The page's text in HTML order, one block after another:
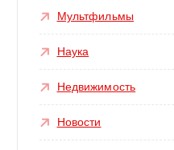
Мультфильмы
Наука
Недвижимость
Новости